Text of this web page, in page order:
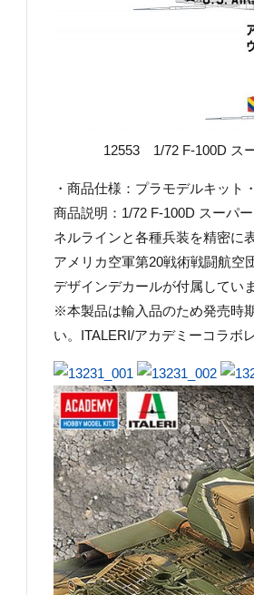
12553 1/72 F-100D ス
・商品仕様：プラモデルキット
商品説明：1/72 F-100D スーパ
ネルラインと各種兵装を精密に
アメリカ空軍第20戦術戦闘航空
デザインデカールが付属していま
※本製品は輸入品のため発売時
い。ITALERI/アカデミーコラボ